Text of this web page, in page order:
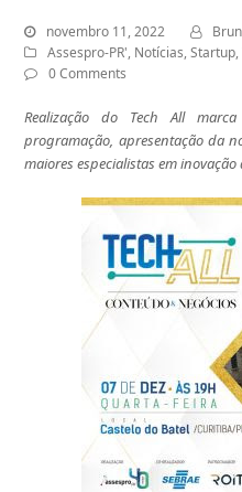
novembro 11, 2022
Assespro-PR', Notícias,Startup,
0 Comments
Realização do Tech All
programação, apresentação da
maiores especialistas em inovação